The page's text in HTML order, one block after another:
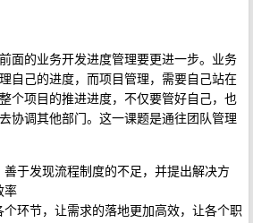
面的业务开发进度管理要更进一步。业务
自己的进度，而项目管理，需要自己站在
个项目的推进进度，不仅要管好自己，也
协调其他部门。这一课题是通往团队管理
于发现流程制度的不足，并提出解决方
率
环节，让需求的落地更加高效，让各个职